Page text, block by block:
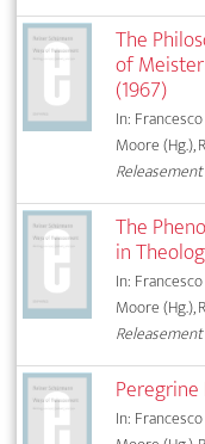
The
of
(1967)
In:
Moore (Hg.),
Releasement
The
in
In:
Moore (Hg.),
Releasement
In: